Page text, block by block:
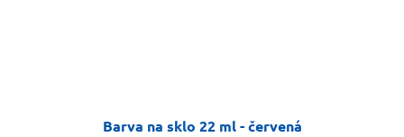
Barva na sklo 22 ml - červená